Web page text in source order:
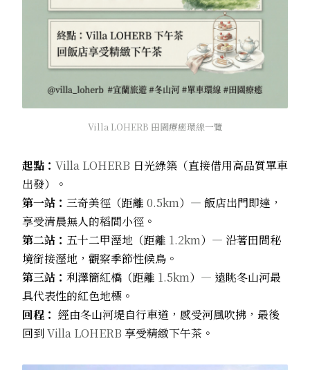
Villa LOHERB 田園療癒環線一覽
起點： Villa LOHERB 日光綠築（直接借用高品質單車
出發）。
第一站： 三奇美徑（距離 0.5km） — 飯店出門即達，
享受清晨無人的稻間小徑。
第二站： 五十二甲溼地（距離 1.2km） — 沿著田間秘
境銜接溼地，觀察季節性候鳥。
第三站： 利澤簡紅橋（距離 1.5km） — 遠眺冬山河最
具代表性的紅色地標。
回程： 經由冬山河堤自行車道，感受河風吹拂，最後
回到Villa LOHERB 享受精緻下午茶。